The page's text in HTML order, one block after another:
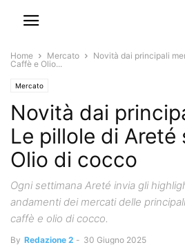
Home Mercato
Novità dai principali
Caffè e Olio...
Mercato
Novità dai
Le pillole di Areté
Olio di cocco
Ogni settimana Areté invia gli
andamenti dei mercati delle
caffè e olio di cocco.
By Redazione 2 - 30 Giugno 2025